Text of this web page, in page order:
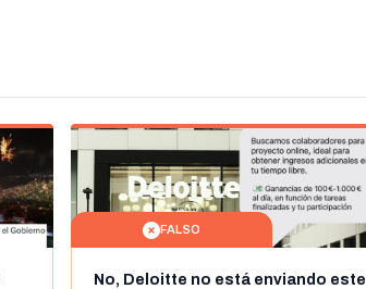
FALSO
No, Deloitte no está enviando este